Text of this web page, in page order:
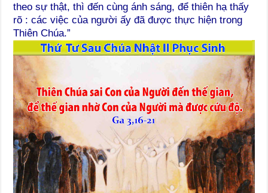
theo sự thật, thì đến cùng ánh sáng, để thiên hạ thấy
rõ : các việc của người ấy đã được thực hiện trong
Thiên Chúa.”